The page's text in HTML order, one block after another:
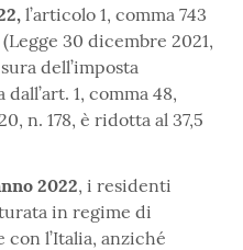
, l’articolo 1, comma 743
30 dicembre 2021,
dell’imposta
1, comma 48,
n. 178, è ridotta al 37,5
2022, i residenti
in regime di
l’Italia, anziché